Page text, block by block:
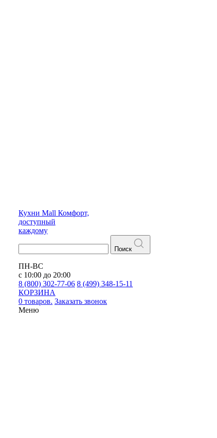
Кухни Mall Комфорт,
доступный
каждому
Поиск
ПН-ВС
с 10:00 до 20:00
8 (800) 302-77-06 8 (499) 348-15-11
КОРЗИНА
0 товаров. Заказать звонок
Меню